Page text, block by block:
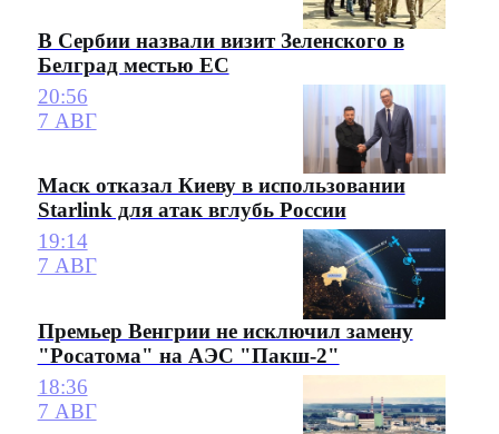
В Сербии назвали визит Зеленского в
Белград местью ЕС
20:56
7 АВГ
Маск отказал Киеву в использовании
Starlink для атак вглубь России
19:14
7 АВГ
Премьер Венгрии не исключил замену
"Росатома" на АЭС "Пакш-2"
18:36
7 АВГ